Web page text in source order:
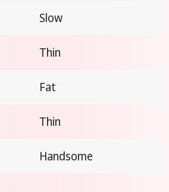
Slow
Thin
Fat
Thin
Handsome